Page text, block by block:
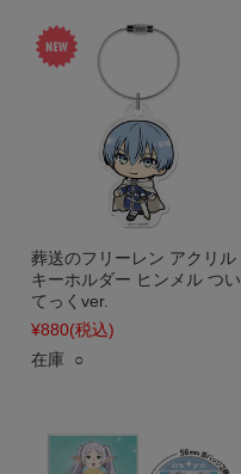
葬送のフリーレン アクリル
キーホルダー ヒンメル つい
てっくver.
¥880(税込)
在庫 ○